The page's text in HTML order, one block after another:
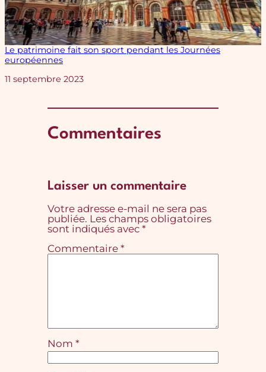
Le patrimoine fait son sport pendant les Journées
européennes
Date
11 septembre 2023
Commentaires
Laisser un commentaire
Votre adresse e-mail ne sera pas
publiée. Les champs obligatoires
sont indiqués avec *
Commentaire *
Nom *